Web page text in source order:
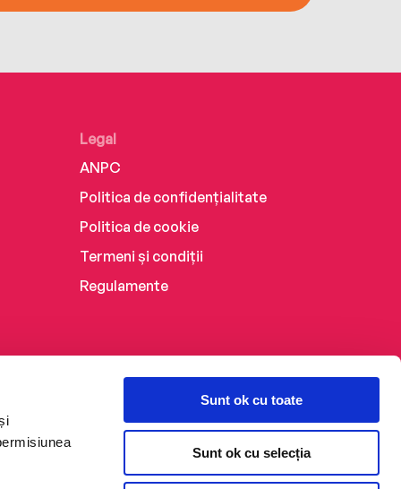
Sunt ok cu toate
Sunt ok cu selecția
Legal
ANPC
Politica de confidențialitate
Politica de cookie
Termeni și condiții
Regulamente